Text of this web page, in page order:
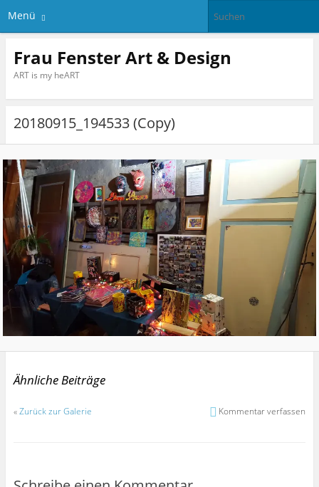
Menü
Frau Fenster Art & Design
ART is my heART
20180915_194533 (Copy)
Ähnliche Beiträge
«Zurück zur Galerie Kommentar verfassen